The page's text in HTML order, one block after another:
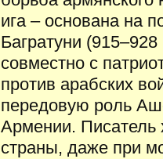
ига – основана на
Багратуни
совместно с
против арабских
передовую роль
Армении. Писатель
страны, даже при